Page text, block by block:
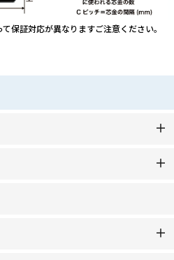
保証対応が異なりますご注意ください。